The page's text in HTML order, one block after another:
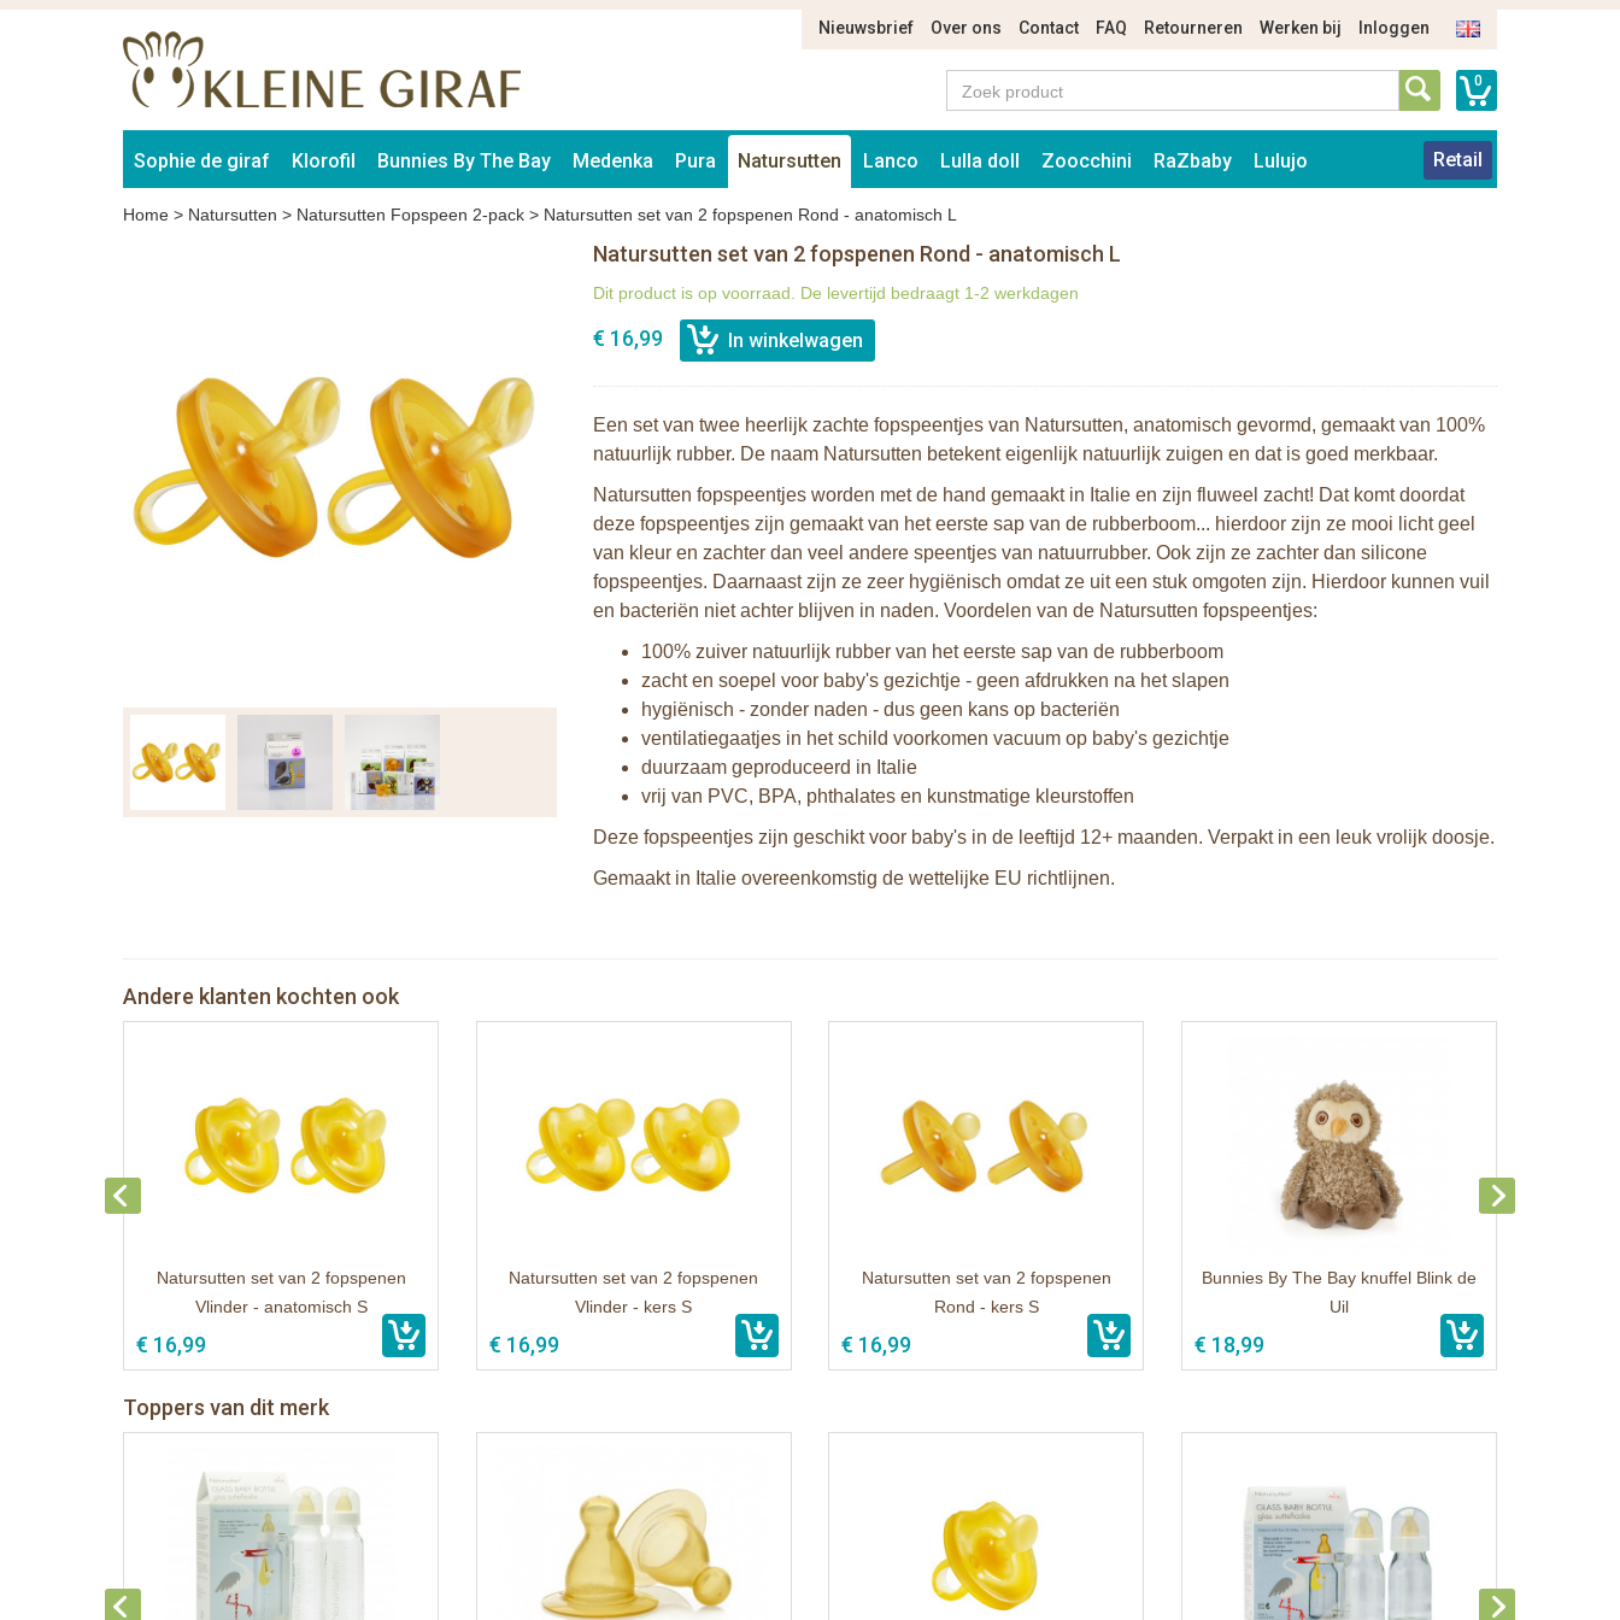
Nieuwsbrief Over ons Contact FAQ Retourneren Werken bij Inloggen
0
Sophie de giraf Klorofil Bunnies By The Bay Medenka Pura Natursutten Lanco Lulla doll Zoocchini RaZbaby Lulujo Retail
Home > Natursutten > Natursutten Fopspeen 2-pack > Natursutten set van 2 fopspenen Rond - anatomisch L
Natursutten set van 2 fopspenen Rond - anatomisch L
Dit product is op voorraad. De levertijd bedraagt 1-2 werkdagen
€ 16,99
Een set van twee heerlijk zachte fopspeentjes van Natursutten, anatomisch gevormd, gemaakt van 100%
natuurlijk rubber. De naam Natursutten betekent eigenlijk natuurlijk zuigen en dat is goed merkbaar.
Natursutten fopspeentjes worden met de hand gemaakt in Italie en zijn fluweel zacht! Dat komt doordat
deze fopspeentjes zijn gemaakt van het eerste sap van de rubberboom... hierdoor zijn ze mooi licht geel
van kleur en zachter dan veel andere speentjes van natuurrubber. Ook zijn ze zachter dan silicone
fopspeentjes. Daarnaast zijn ze zeer hygiënisch omdat ze uit een stuk omgoten zijn. Hierdoor kunnen vuil
en bacteriën niet achter blijven in naden. Voordelen van de Natursutten fopspeentjes:
100% zuiver natuurlijk rubber van het eerste sap van de rubberboom
zacht en soepel voor baby's gezichtje - geen afdrukken na het slapen
hygiënisch - zonder naden - dus geen kans op bacteriën
ventilatiegaatjes in het schild voorkomen vacuum op baby's gezichtje
duurzaam geproduceerd in Italie
vrij van PVC, BPA, phthalates en kunstmatige kleurstoffen
Deze fopspeentjes zijn geschikt voor baby's in de leeftijd 12+ maanden. Verpakt in een leuk vrolijk doosje.
Gemaakt in Italie overeenkomstig de wettelijke EU richtlijnen.
Andere klanten kochten ook
Natursutten set van 2 fopspenen
Vlinder - anatomisch S
€ 16,99
Natursutten set van 2 fopspenen
Vlinder - kers S
€ 16,99
Natursutten set van 2 fopspenen
Rond - kers S
€ 16,99
Bunnies By The Bay knuffel Blink de
Uil
€ 18,99
Toppers van dit merk